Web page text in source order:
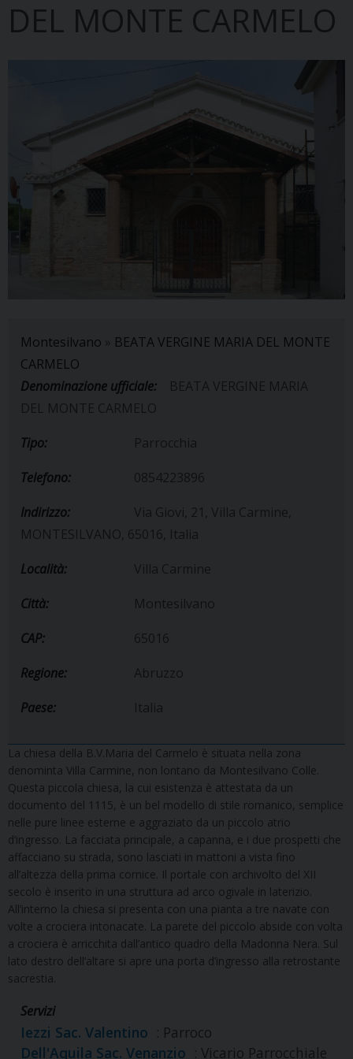
DEL MONTE CARMELO
Montesilvano » BEATA VERGINE MARIA DEL MONTE
CARMELO
Denominazione ufficiale:
BEATA VERGINE MARIA
DEL MONTE CARMELO
Tipo:
Parrocchia
Telefono:
0854223896
Indirizzo:
Via Giovi, 21, Villa Carmine,
MONTESILVANO, 65016, Italia
Località:
Villa Carmine
Città:
Montesilvano
CAP:
65016
Regione:
Abruzzo
Paese:
Italia
La chiesa della B.V.Maria del Carmelo è situata nella zona
denominta Villa Carmine, non lontano da Montesilvano Colle.
Questa piccola chiesa, la cui esistenza è attestata da un
documento del 1115, è un bel modello di stile romanico, semplice
nelle pure linee esterne e aggraziato da un piccolo atrio
d’ingresso. La facciata principale, a capanna, e i due prospetti che
affacciano su strada, sono lasciati in mattoni a vista fino
all’altezza della prima cornice. Il portale con archivolto del XII
secolo è inserito in una struttura ad arco ogivale in laterizio.
All’interno la chiesa si presenta con una pianta a tre navate con
volte a crociera intonacate. La parete del piccolo abside con volta
a crociera è arricchita dall’antico quadro della Madonna Nera. Sul
lato destro dell’altare si apre una porta d’ingresso alla retrostante
sacrestia.
Servizi
Iezzi Sac. Valentino : Parroco
Dell'Aquila Sac. Venanzio : Vicario Parrocchiale